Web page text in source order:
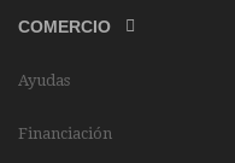
COMERCIO
Ayudas
Financiación